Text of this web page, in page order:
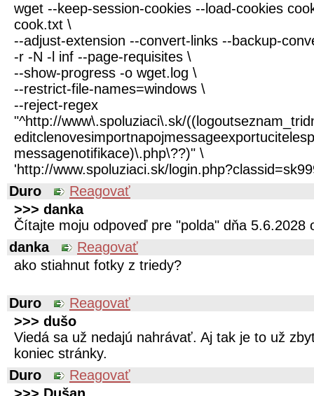
wget --keep-session-cookies --load-cookies
cook.txt \
--adjust-extension --convert-links --backup-
-r -N -l inf --page-requisites \
--show-progress -o wget.log \
--restrict-file-names=windows \
--reject-regex
"^http://www\.spoluziaci\.sk/
messagenotifikace)\.php\??)" \
'http://www.spoluziaci.sk/
Duro
Reagovať
>>> danka
Čítajte moju odpoveď pre "polda" dňa 5.6.2028
danka
Reagovať
ako stiahnut fotky z triedy?
Duro
Reagovať
>>> dušo
Viedá sa už nedajú nahrávať. Aj tak je to už
koniec stránky.
Duro
Reagovať